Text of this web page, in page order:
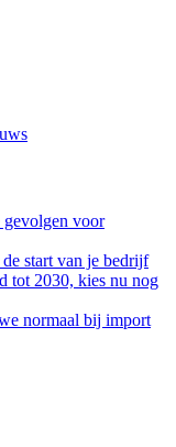
voor
start van je bedrijf
tot 2030, kies nu nog
normaal bij import